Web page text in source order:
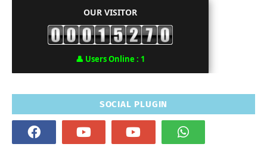
OUR VISITOR
👤 Users Online : 1
SOCIAL PLUGIN